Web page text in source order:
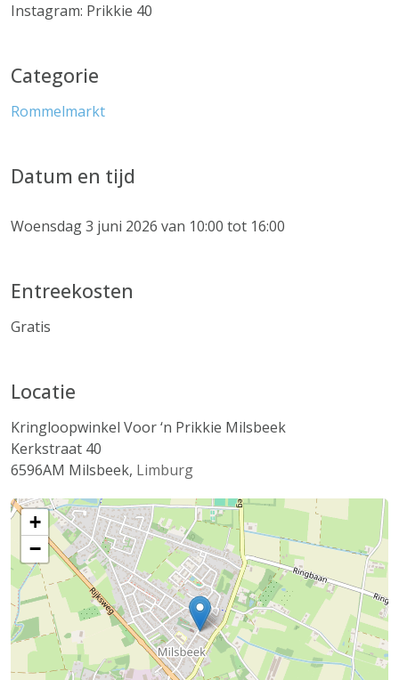
Instagram: Prikkie 40
Categorie
Rommelmarkt
Datum en tijd
Woensdag 3 juni 2026 van 10:00 tot 16:00
Entreekosten
Gratis
Locatie
Kringloopwinkel Voor ‘n Prikkie Milsbeek
Kerkstraat 40
6596AM Milsbeek, Limburg
+
−